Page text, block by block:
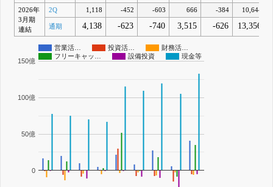
2026年
3月期
連結
2Q 1,118 -452 -603 666 -384 10,644
通期 4,138 -623 -740 3,515 -626 13,356
営業活… 投資活…
財務活…
フリーキャッ…
設備投資 現金等
0
50億
100億
150億